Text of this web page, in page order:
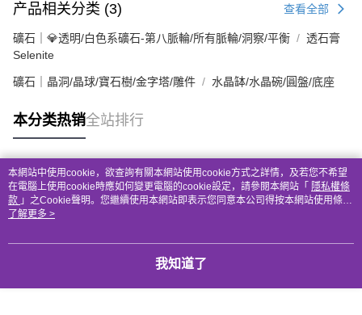
产品相关分类 (3) 查看全部
礦石｜💎透明/白色系礦石-第八脈輪/所有脈輪/洞察/平衡
透石膏
Selenite
礦石｜晶洞/晶球/寶石樹/金字塔/雕件 水晶缽/水晶碗/圓盤/底座
本分类热销全站排行
热门标签
本網站中使用cookie，欲查詢有關本網站使用cookie方式之詳情，及若您不希望
在電腦上使用cookie時應如何變更電腦的cookie設定，請參閱本網站「 隱私權條
款 」之Cookie聲明。您繼續使用本網站即表示您同意本公司得按本網站使用條款
之Cookie聲明使用cookie。
了解更多 >
我知道了